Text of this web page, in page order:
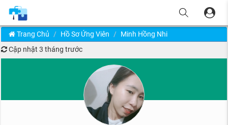
Trang Chủ Hồ Sơ Ứng Viên
Minh Hồng Nhi
Cập nhật 3 tháng trước